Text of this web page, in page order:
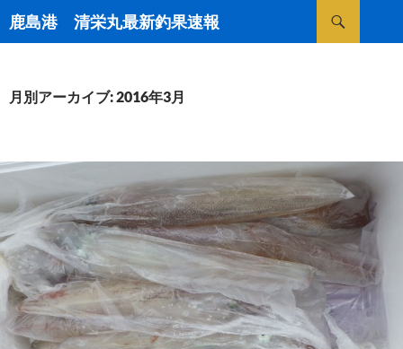
鹿島港 清栄丸最新釣果速報
検
索
ン
キ
プ
月別アーカイブ: 2016年3月